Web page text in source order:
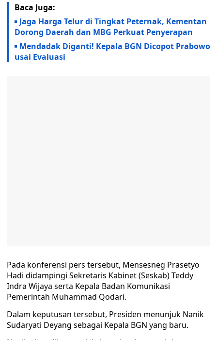
Baca Juga:
Jaga Harga Telur di Tingkat Peternak, Kementan
Dorong Daerah dan MBG Perkuat Penyerapan
Mendadak Diganti! Kepala BGN Dicopot Prabowo
usai Evaluasi
Pada konferensi pers tersebut, Mensesneg Prasetyo
Hadi didampingi Sekretaris Kabinet (Seskab) Teddy
Indra Wijaya serta Kepala Badan Komunikasi
Pemerintah Muhammad Qodari.
Dalam keputusan tersebut, Presiden menunjuk Nanik
Sudaryati Deyang sebagai Kepala BGN yang baru.